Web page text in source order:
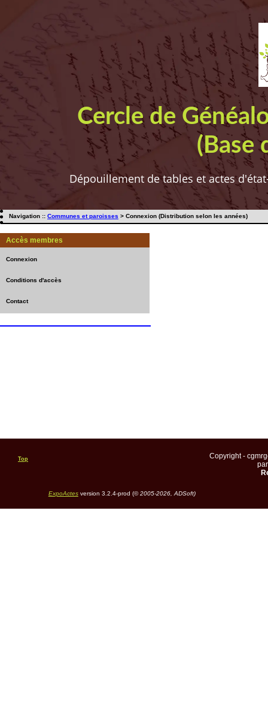
Cercle de
(Base
Dépouillement de tables et actes
Navigation :: Communes et paroisses > Connexion (Distribution selon les années)
Accès membres
Connexion
Conditions d'accès
Contact
Top
Copyright -
ExpoActesversion 3.2.4-prod (©2005-2026, ADSoft)